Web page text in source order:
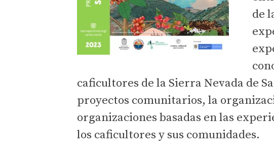
de
caficultores de la Sierra Nevada de
proyectos comunitarios, la
organizaciones basadas en las
los caficultores y sus comunidades.